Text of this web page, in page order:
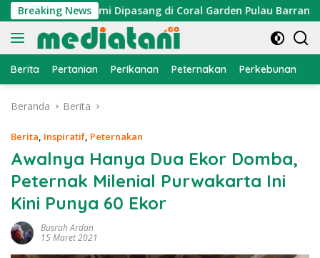
Langsung
ke
konten
Breaking News
Cumi Dipasang di Coral Garden Pulau Barrang Caddi
Berita Pertanian Perikanan Peternakan Perkebunan
Beranda Berita
Berita, Inspiratif, Peternakan
Awalnya Hanya Dua Ekor Domba,
Peternak Milenial Purwakarta Ini
Kini Punya 60 Ekor
Busrah Ardan
15 Maret 2021